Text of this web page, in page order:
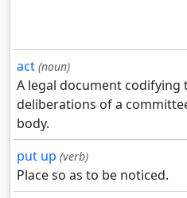
act (noun)
A legal document codifying
deliberations of a
body.
put up (verb)
Place so as to be noticed.